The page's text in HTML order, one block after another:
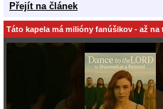
Přejít na článek
Táto kapela má milióny fanúšikov - až na